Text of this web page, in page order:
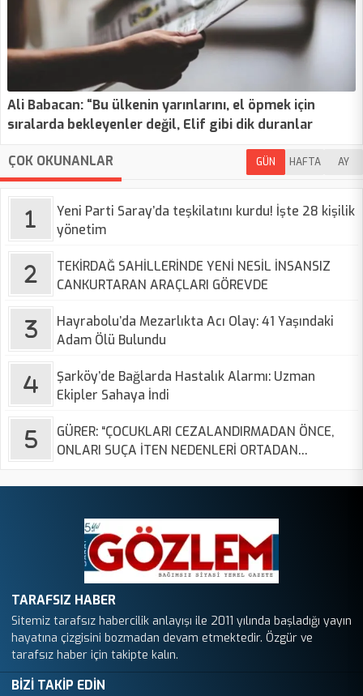
Ali Babacan: “Bu ülkenin yarınlarını, el öpmek için
sıralarda bekleyenler değil, Elif gibi dik duranlar
ÇOK OKUNANLAR
GÜN HAFTA AY
Yeni Parti Saray’da teşkilatını kurdu! İşte 28 kişilik
yönetim
TEKİRDAĞ SAHİLLERİNDE YENİ NESİL İNSANSIZ
CANKURTARAN ARAÇLARI GÖREVDE
Hayrabolu’da Mezarlıkta Acı Olay: 41 Yaşındaki
Adam Ölü Bulundu
Şarköy’de Bağlarda Hastalık Alarmı: Uzman
Ekipler Sahaya İndi
GÜRER: “ÇOCUKLARI CEZALANDIRMADAN ÖNCE,
ONLARI SUÇA İTEN NEDENLERİ ORTADAN
TARAFSIZ HABER
Sitemiz tarafsız habercilik anlayışı ile 2011 yılında başladığı yayın
hayatına çizgisini bozmadan devam etmektedir. Özgür ve
tarafsız haber için takipte kalın.
BİZİ TAKİP EDİN